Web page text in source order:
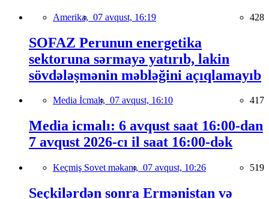
Amerika, 07 avqust, 16:19 428
SOFAZ Perunun energetika
sektoruna sərmayə yatırıb, lakin
sövdələşmənin məbləğini açıqlamayıb
Media İcmalı, 07 avqust, 16:10 417
Media icmalı: 6 avqust saat 16:00-dan
7 avqust 2026-cı il saat 16:00-dək
Keçmiş Sovet məkanı, 07 avqust, 10:26 519
Seçkilərdən sonra Ermənistan və